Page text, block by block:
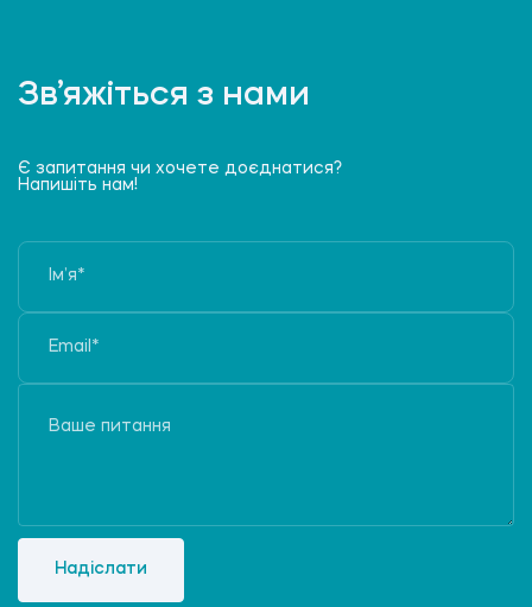
Зв’яжіться з нами
Є запитання чи хочете доєднатися?
Напишіть нам!
Надіслати